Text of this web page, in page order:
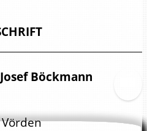
Böckmann